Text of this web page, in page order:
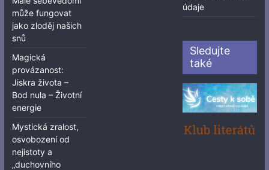
může fungovat
jako zloděj našich
snů
Magická
provázanost:
Jiskra života –
Bod nula – Životní
energie
Mystická zralost,
osvobození od
nejistoty a
„duchovního
údaje
Sledujte
také